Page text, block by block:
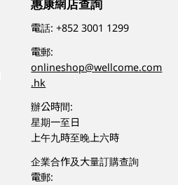
惠康網店查詢
電話:+852 3001 1299
電郵:
onlineshop@wellcome.com
.hk
辦公時間:
星期一至日
上午九時至晚上六時
企業合作及大量訂購查詢
電郵: